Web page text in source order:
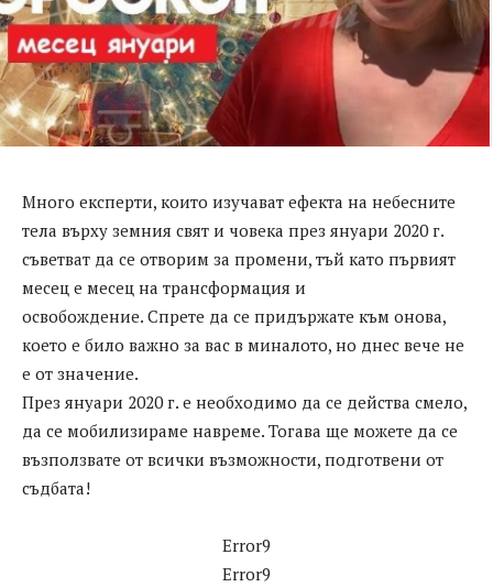
Много експерти, които изучават ефекта на небесните
тела върху земния свят и човека през януари 2020 г.
съветват да се отворим за промени, тъй като първият
месец е месец на трансформация и
освобождение. Спрете да се придържате към онова,
което е било важно за вас в миналото, но днес вече не
е от значение.
През януари 2020 г. е необходимо да се действа смело,
да се мобилизираме навреме. Тогава ще можете да се
възползвате от всички възможности, подготвени от
съдбата!
Error9
Error9